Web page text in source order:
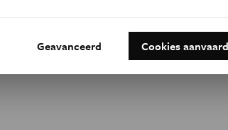
Geavanceerd Cookies